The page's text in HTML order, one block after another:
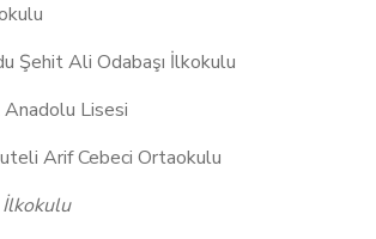
Şehit Ali Odabaşı İlkokulu
Lisesi
Arif Cebeci Ortaokulu
İlkokulu